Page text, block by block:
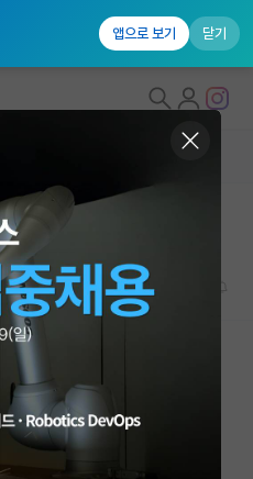
앱으로 보기 닫기
배님들!